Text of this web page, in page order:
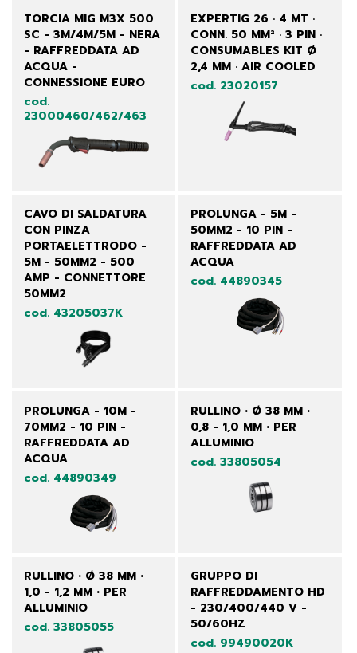
TORCIA MIG M3X 500
SC - 3M/4M/5M - NERA
- RAFFREDDATA AD
ACQUA -
CONNESSIONE EURO
cod.
23000460/462/463
EXPERTIG 26 · 4 MT ·
CONN. 50 MM² · 3 PIN ·
CONSUMABLES KIT Ø
2,4 MM · AIR COOLED
cod. 23020157
CAVO DI SALDATURA
CON PINZA
PORTAELETTRODO -
5M - 50MM2 - 500
AMP - CONNETTORE
50MM2
cod. 43205037K
PROLUNGA - 5M -
50MM2 - 10 PIN -
RAFFREDDATA AD
ACQUA
cod. 44890345
PROLUNGA - 10M -
70MM2 - 10 PIN -
RAFFREDDATA AD
ACQUA
cod. 44890349
RULLINO • Ø 38 MM •
0,8 - 1,0 MM • PER
ALLUMINIO
cod. 33805054
RULLINO • Ø 38 MM •
1,0 - 1,2 MM • PER
ALLUMINIO
cod. 33805055
GRUPPO DI
RAFFREDDAMENTO HD
- 230/400/440 V -
50/60HZ
cod. 99490020K